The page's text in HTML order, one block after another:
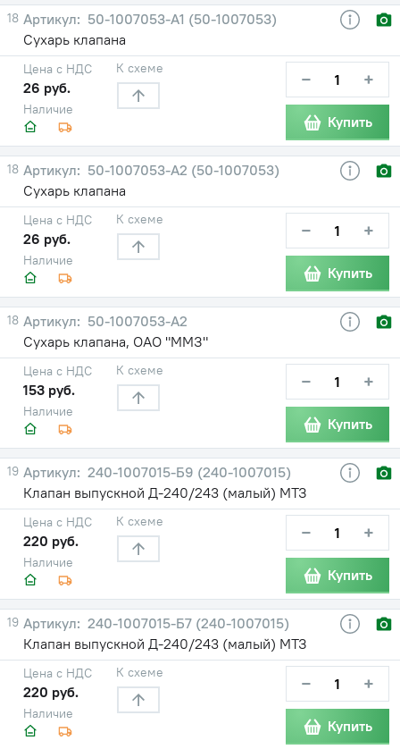
18
50-1007053-А1 (50-1007053)
Сухарь клапана
Наличие
Цена с НДС
26 руб.
К схеме − +
Купить
18
50-1007053-А2 (50-1007053)
Сухарь клапана
Наличие
Цена с НДС
26 руб.
К схеме − +
Купить
18
50-1007053-А2
Сухарь клапана, ОАО "ММЗ"
Наличие
Цена с НДС
153 руб.
К схеме − +
Купить
19
240-1007015-Б9 (240-1007015)
Клапан выпускной Д-240/243 (малый) МТЗ
Наличие
Цена с НДС
220 руб.
К схеме − +
Купить
19
240-1007015-Б7 (240-1007015)
Клапан выпускной Д-240/243 (малый) МТЗ
Наличие
Цена с НДС
220 руб.
К схеме − +
Купить